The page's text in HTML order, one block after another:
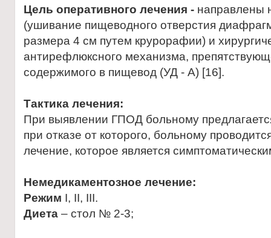
Цель оперативного лечения - направлены
(ушивание пищеводного отверстия
размера 4 см путем крурорафии) и
антирефлюксного механизма,
содержимого в пищевод (УД - А) [16].
Тактика лечения:
При выявлении ГПОД больному
при отказе от которого, больному
лечение, которое является
Немедикаментозное лечение:
Режим I, II, III.
Диета – стол № 2-3;